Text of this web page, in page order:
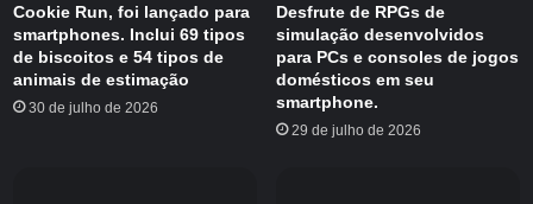
Cookie Run, foi lançado para
smartphones. Inclui 69 tipos
de biscoitos e 54 tipos de
animais de estimação
30 de julho de 2026
Desfrute de RPGs de
simulação desenvolvidos
para PCs e consoles de jogos
domésticos em seu
smartphone.
29 de julho de 2026